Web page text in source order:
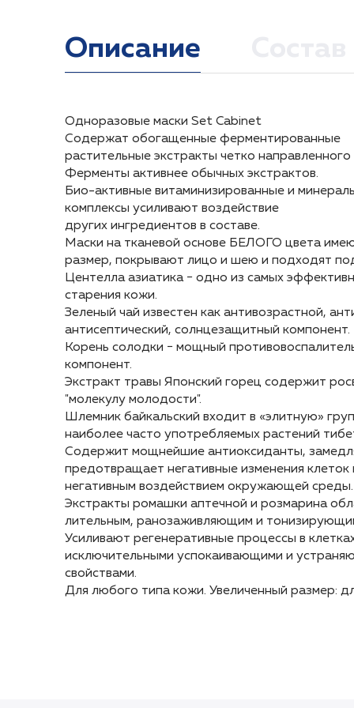
Описание
Одноразовые маски Set Cabinet
Содержат обогащенные ферментированные
растительные экстракты четко направленного
Ферменты активнее обычных экстрактов.
Био-активные витаминизированные и
комплексы усиливают воздействие
других ингредиентов в составе.
Маски на тканевой основе БЕЛОГО цвета
размер, покрывают лицо и шею и подходят
Центелла азиатика − одно из самых
старения кожи.
Зеленый чай известен как антивозрастной,
антисептический, солнцезащитный компонент.
Корень солодки − мощный
компонент.
Экстракт травы Японский горец содержит
"молекулу молодости".
Шлемник байкальский входит в «элитную»
наиболее часто употребляемых растений
Содержит мощнейшие антиоксиданты,
предотвращает негативные изменения
негативным воздействием окружающей среды.
Экстракты ромашки аптечной и розмарина
лительным, ранозаживляющим и
Усиливают регенеративные процессы в
исключительными успокаивающими и
свойствами.
Для любого типа кожи. Увеличенный размер:
Состав: Aqua,Panthenol, Glycerin, Polysorbat
Extract, Parfum, Carrageenan, Cellulose Gum,
Polygonum Cuspidatum Root Extract,
Gum, Sucrose, Glyceryl laurate, Disodium EDTA,
(Rosemary) Leaf Extract, Hexyl
Аккуратно извлечь тканевую маску с
на предварительно очищенную кожу лица и
Снять маску через 20 минут, распределить
движениями.
Рекомендуется применять курсами 7-10 дней 1
Одноразовые маски Set Cabinet
Содержат обогащенные ферментированные
растительные экстракты четко направленного
Ферменты активнее обычных экстрактов.
Био-активные витаминизированные и
комплексы усиливают воздействие
других ингредиентов в составе.
Маски на тканевой основе БЕЛОГО цвета
размер, покрывают лицо и шею и подходят
Центелла азиатика − одно из самых
старения кожи.
Зеленый чай известен как антивозрастной,
антисептический, солнцезащитный компонент.
Корень солодки − мощный
компонент.
Экстракт травы Японский горец содержит
"молекулу молодости".
Шлемник байкальский входит в «элитную»
наиболее часто употребляемых растений
Содержит мощнейшие антиоксиданты,
предотвращает негативные изменения
негативным воздействием окружающей среды.
Экстракты ромашки аптечной и розмарина
лительным, ранозаживляющим и
Усиливают регенеративные процессы в
исключительными успокаивающими и
свойствами.
Для любого типа кожи. Увеличенный размер: